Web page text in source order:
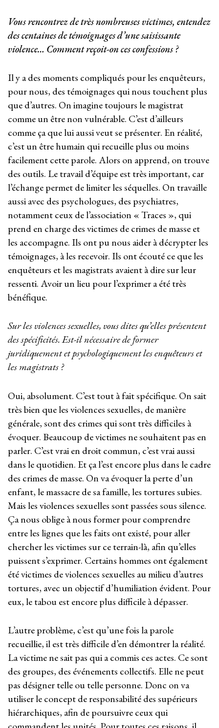
Vous rencontrez de très nombreuses victimes, entendez
des centaines de témoignages d’une saisissante
violence… Comment reçoit-on ces confessions ?
Il y a des moments compliqués pour les enquêteurs,
pour nous, des témoignages qui nous touchent plus
que d’autres. On imagine toujours le magistrat
comme un être non vulnérable. C’est d’ailleurs
comme ça que lui aussi veut se présenter. En réalité,
c’est un être humain qui recueille plus ou moins
facilement cette parole. Alors on apprend, on trouve
des outils. Le travail d’équipe est très important, car
l’échange permet de limiter les séquelles. On travaille
aussi avec des psychologues, des psychiatres,
notamment ceux de l’association « Traces », qui
prend en charge des victimes de crimes de masse et
les accompagne. Ils ont pu nous aider à décrypter les
témoignages, à les recevoir. Ils ont écouté ce que les
enquêteurs et les magistrats avaient à dire sur leur
ressenti. Avoir un lieu pour l’exprimer a été très
bénéfique.
Sur les violences sexuelles, vous dites qu’elles présentent
des spécificités. Est-il nécessaire de former
juridiquement et psychologiquement les enquêteurs et
les magistrats ?
Oui, absolument. C’est tout à fait spécifique. On sait
très bien que les violences sexuelles, de manière
générale, sont des crimes qui sont très difficiles à
évoquer. Beaucoup de victimes ne souhaitent pas en
parler. C’est vrai en droit commun, c’est vrai aussi
dans le quotidien. Et ça l’est encore plus dans le cadre
des crimes de masse. On va évoquer la perte d’un
enfant, le massacre de sa famille, les tortures subies.
Mais les violences sexuelles sont passées sous silence.
Ça nous oblige à nous former pour comprendre
entre les lignes que les faits ont existé, pour aller
chercher les victimes sur ce terrain-là, afin qu’elles
puissent s’exprimer. Certains hommes ont également
été victimes de violences sexuelles au milieu d’autres
tortures, avec un objectif d’humiliation évident. Pour
eux, le tabou est encore plus difficile à dépasser.
L’autre problème, c’est qu’une fois la parole
recueillie, il est très difficile d’en démontrer la réalité.
La victime ne sait pas qui a commis ces actes. Ce sont
des groupes, des événements collectifs. Elle ne peut
pas désigner telle ou telle personne. Donc on va
utiliser le concept de responsabilité des supérieurs
hiérarchiques, afin de poursuivre ceux qui